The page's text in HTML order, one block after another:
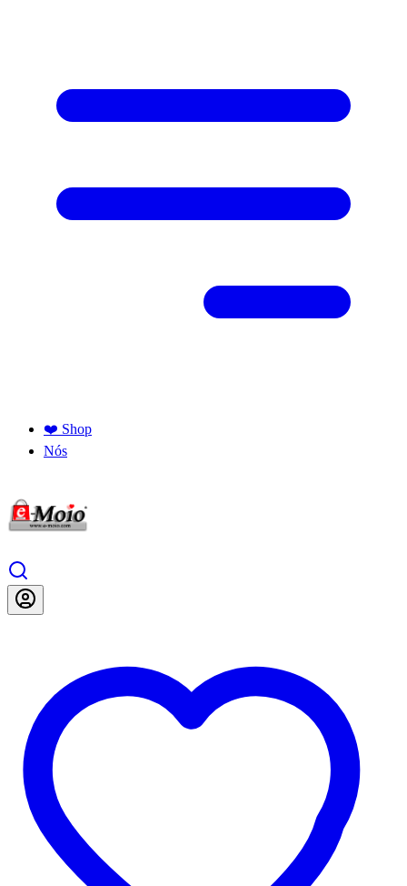
❤️ Shop
Nós